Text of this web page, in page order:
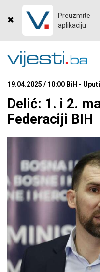
Preuzmite
aplikaciju
19.04.2025 / 10:00 BiH -
Delić: 1. i 2.
Federaciji BIH